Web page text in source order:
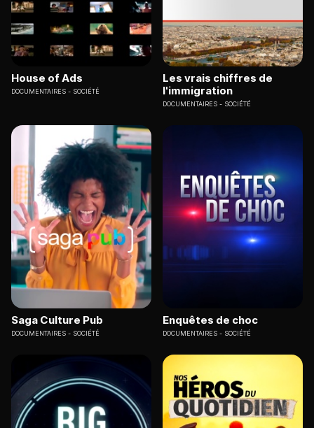
House of Ads
DOCUMENTAIRES SOCIÉTÉ
Les vrais chiffres de
l'immigration
DOCUMENTAIRES SOCIÉTÉ
Saga Culture Pub
DOCUMENTAIRES SOCIÉTÉ
Enquêtes de choc
DOCUMENTAIRES SOCIÉTÉ